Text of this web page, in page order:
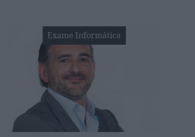
Exame Informática